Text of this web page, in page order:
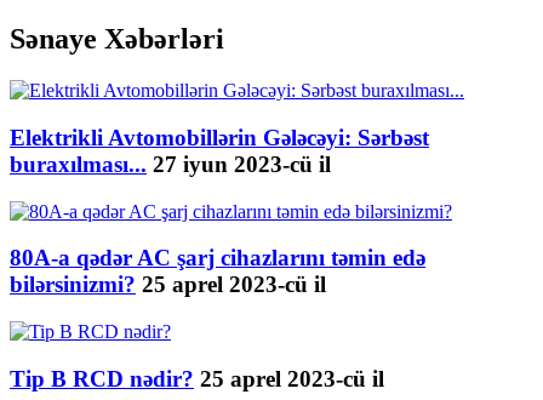
Sənaye Xəbərləri
Elektrikli Avtomobillərin Gələcəyi: Sərbəst
buraxılması... 27 iyun 2023-cü il
80A-a qədər AC şarj cihazlarını təmin edə
bilərsinizmi? 25 aprel 2023-cü il
Tip B RCD nədir? 25 aprel 2023-cü il